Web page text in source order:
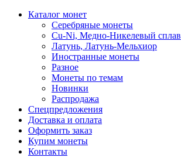
Каталог монет
Серебряные монеты
Cu-Ni, Медно-Никелевый сплав
Латунь, Латунь-Мельхиор
Иностранные монеты
Разное
Монеты по темам
Новинки
Распродажа
Спецпредложения
Доставка и оплата
Оформить заказ
Купим монеты
Контакты